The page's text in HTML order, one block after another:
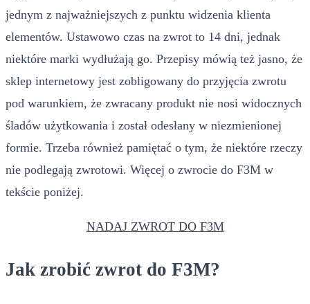
jednym z najważniejszych z punktu widzenia klienta
elementów. Ustawowo czas na zwrot to 14 dni, jednak
niektóre marki wydłużają go. Przepisy mówią też jasno, że
sklep internetowy jest zobligowany do przyjęcia zwrotu
pod warunkiem, że zwracany produkt nie nosi widocznych
śladów użytkowania i został odesłany w niezmienionej
formie. Trzeba również pamiętać o tym, że niektóre rzeczy
nie podlegają zwrotowi. Więcej o zwrocie do F3M w
tekście poniżej.
NADAJ ZWROT DO F3M
Jak zrobić zwrot do F3M?